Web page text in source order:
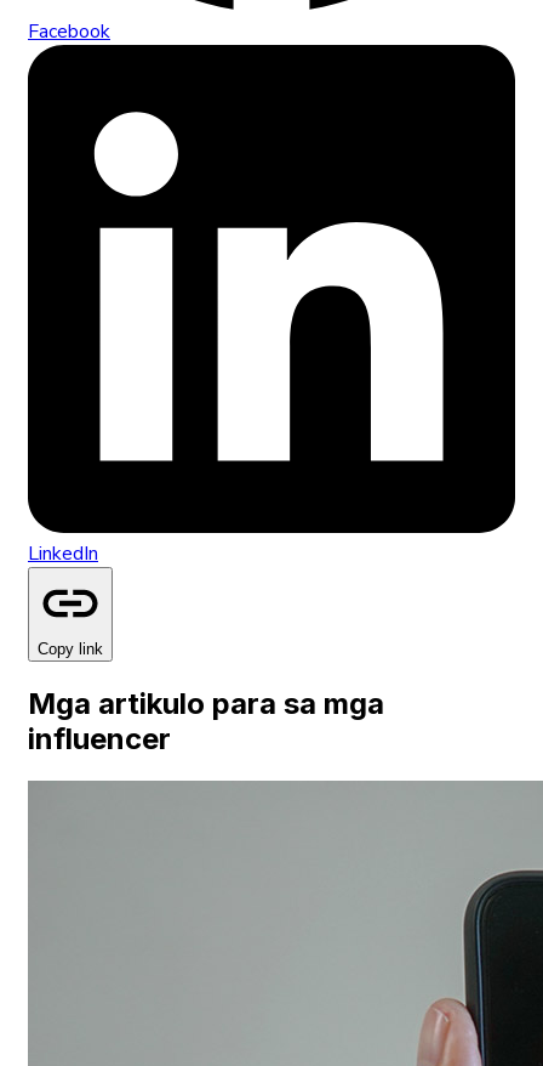
Facebook
LinkedIn
Copy link
Mga artikulo para sa mga
influencer